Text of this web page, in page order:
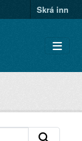
Skrá inn